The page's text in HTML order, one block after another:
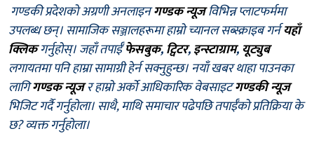
गण्डकी प्रदेशको अग्रणी अनलाइनगण्डक न्यूजविभिन्न प्लाटफर्ममा
उपलब्ध छन्। सामाजिक सञ्जालहरूमा हाम्रो च्यानल सब्स्क्राइब गर्नयहाँ
क्लिकगर्नुहोस्। जहाँ तपाईँफेसबुक,ट्विटर,इन्स्टाग्राम, यूट्युब
लगायतमा पनि हाम्रा सामाग्री हेर्न सक्नुहुन्छ। नयाँ खबर थाहा पाउनका
लागिगण्डक न्यूजर हाम्रो अर्को आधिकारिक वेबसाइटगण्डकी न्यूज
भिजिट गर्दै गर्नुहोला। साथै, माथि समाचार पढेपछि तपाईँको प्रतिक्रिया के
छ? व्यक्त गर्नुहोला।